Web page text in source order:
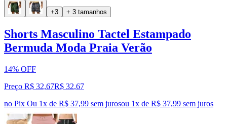
+3 + 3 tamanhos
Shorts Masculino Tactel Estampado
Bermuda Moda Praia Verão
14% OFF
Preço R$ 32,67R$ 32,67
no Pix Ou 1x de R$ 37,99 sem jurosou 1x de R$ 37,99 sem juros